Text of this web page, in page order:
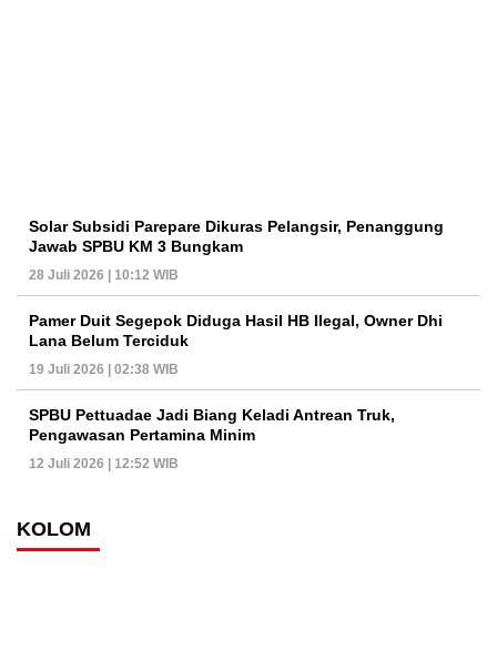
Solar Subsidi Parepare Dikuras Pelangsir, Penanggung
Jawab SPBU KM 3 Bungkam
28 Juli 2026 | 10:12 WIB
Pamer Duit Segepok Diduga Hasil HB Ilegal, Owner Dhi
Lana Belum Terciduk
19 Juli 2026 | 02:38 WIB
SPBU Pettuadae Jadi Biang Keladi Antrean Truk,
Pengawasan Pertamina Minim
12 Juli 2026 | 12:52 WIB
KOLOM